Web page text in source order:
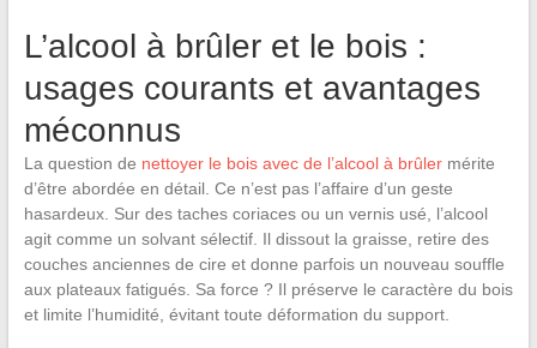
L’alcool à brûler et le bois :
usages courants et avantages
méconnus
La question de nettoyer le bois avec de l’alcool à brûlermérite
d’être abordée en détail. Ce n’est pas l’affaire d’un geste
hasardeux. Sur des taches coriaces ou un vernis usé, l’alcool
agit comme un solvant sélectif. Il dissout la graisse, retire des
couches anciennes de cire et donne parfois un nouveau souffle
aux plateaux fatigués. Sa force ? Il préserve le caractère du bois
et limite l’humidité, évitant toute déformation du support.